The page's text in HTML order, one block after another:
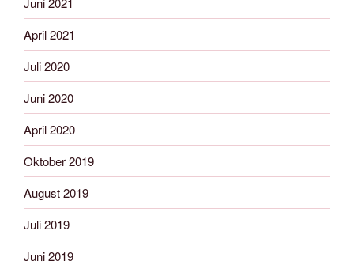
April 2021
Juli 2020
Juni 2020
April 2020
Oktober 2019
August 2019
Juli 2019
Juni 2019